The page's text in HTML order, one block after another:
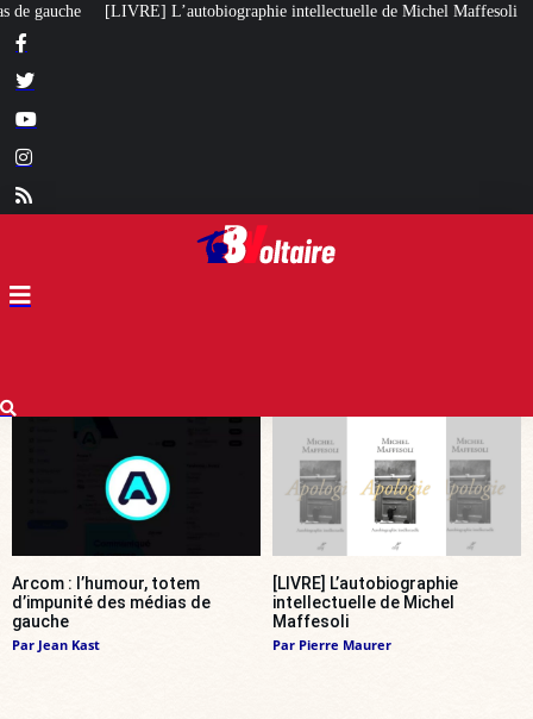
intellectuelle de Michel Maffesoli Pour regagner son influence en
Arcom : l’humour, totem
d’impunité des médias de
gauche
Par Jean Kast
[LIVRE] L’autobiographie
intellectuelle de Michel
Maffesoli
Par Pierre Maurer